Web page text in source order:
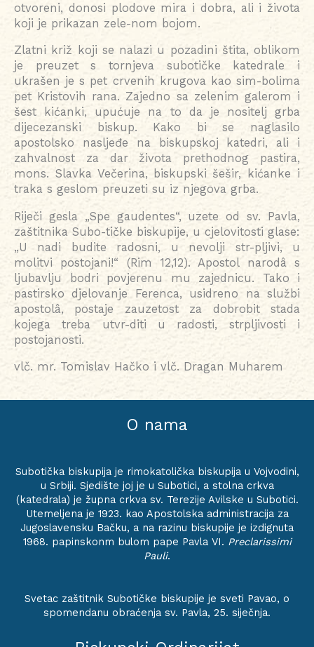
otvoreni, donosi plodove mira i dobra, ali i života
koji je prikazan zele-nom bojom.
Zlatni križ koji se nalazi u pozadini štita, oblikom
je preuzet s tornjeva subotičke katedrale i
ukrašen je s pet crvenih krugova kao sim-bolima
pet Kristovih rana. Zajedno sa zelenim galerom i
šest kićanki, upućuje na to da je nositelj grba
dijecezanski biskup. Kako bi se naglasilo
apostolsko nasljeđe na biskupskoj katedri, ali i
zahvalnost za dar života prethodnog pastira,
mons. Slavka Večerina, biskupski šešir, kićanke i
traka s geslom preuzeti su iz njegova grba.
Riječi gesla „Spe gaudentes“, uzete od sv. Pavla,
zaštitnika Subo-tičke biskupije, u cjelovitosti glase:
„U nadi budite radosni, u nevolji str-pljivi, u
molitvi postojani!“ (Rim 12,12). Apostol narodâ s
ljubavlju bodri povjerenu mu zajednicu. Tako i
pastirsko djelovanje Ferenca, usidreno na službi
apostolâ, postaje zauzetost za dobrobit stada
kojega treba utvr-diti u radosti, strpljivosti i
postojanosti.
vlč. mr. Tomislav Hačko i vlč. Dragan Muharem
O nama
Subotička biskupija je rimokatolička biskupija u Vojvodini,
u Srbiji. Sjedište joj je u Subotici, a stolna crkva
(katedrala) je župna crkva sv. Terezije Avilske u Subotici.
Utemeljena je 1923. kao Apostolska administracija za
Jugoslavensku Bačku, a na razinu biskupije je izdignuta
1968. papinskonm bulom pape Pavla VI. Preclarissimi
Pauli.
Svetac zaštitnik Subotičke biskupije je sveti Pavao, o
spomendanu obraćenja sv. Pavla, 25. siječnja.